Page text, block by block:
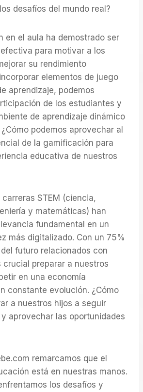
desafíos del mundo real?
en el aula ha demostrado ser
para motivar a los
su rendimiento
elementos de juego
aprendizaje, podemos
de los estudiantes y
de aprendizaje dinámico
podemos aprovechar al
de la gamificación para
educativa de nuestros
STEM (ciencia,
y matemáticas) han
fundamental en un
más digitalizado. Con un 75%
futuro relacionados con
crucial preparar a nuestros
en una economía
constante evolución. ¿Cómo
a nuestros hijos a seguir
aprovechar las oportunidades
remarcamos que el
está en nuestras manos.
los desafíos y